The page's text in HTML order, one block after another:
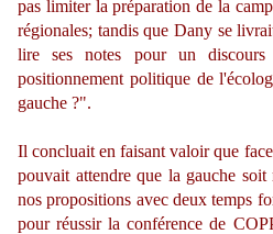
pas limiter la préparation de la
régionales; tandis que Dany se
lire ses notes pour un
positionnement politique de
gauche ?".
Il concluait en faisant valoir que
pouvait attendre que la gauche
nos propositions avec deux temps
pour réussir la conférence de